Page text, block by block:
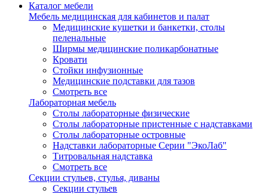
Каталог мебели
Мебель медицинская для кабинетов и палат
Медицинские кушетки и банкетки, столы
пеленальные
Ширмы медицинские поликарбонатные
Кровати
Стойки инфузионные
Медицинские подставки для тазов
Смотреть все
Лабораторная мебель
Столы лабораторные физические
Столы лабораторные пристенные с надставками
Столы лабораторные островные
Надставки лабораторные Серии "ЭкоЛаб"
Титровальная надставка
Смотреть все
Секции стульев, стулья, диваны
Секции стульев